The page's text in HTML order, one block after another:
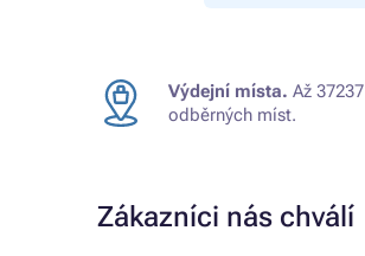
Výdejní místa. Až 37237
odběrných míst.
Zákazníci nás chválí